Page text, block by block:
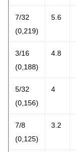
7/32
(0,219)
5.6
3/16
(0,188)
4.8
5/32
(0,156)
4
7/8
(0,125)
3.2